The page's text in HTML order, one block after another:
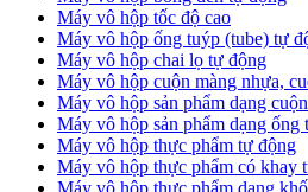
Máy vô hộp tốc độ cao
Máy vô hộp ống tuýp (tube) tự
Máy vô hộp chai lọ tự động
Máy vô hộp cuộn màng nhựa,
Máy vô hộp sản phẩm dạng
Máy vô hộp sản phẩm dạng ống
Máy vô hộp thực phẩm tự động
Máy vô hộp thực phẩm có khay
Máy vô hộp thực phẩm dạng